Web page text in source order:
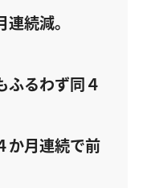
続減。
ふるわず同４
か月連続で前